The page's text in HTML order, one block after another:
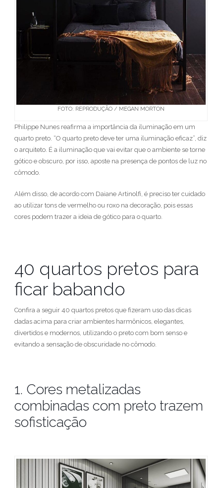
FOTO: REPRODUÇÃO / MEGAN MORTON
Philippe Nunes reafirma a importância da iluminação em um
quarto preto. “O quarto preto deve ter uma iluminação eficaz”, diz
o arquiteto. É a iluminação que vai evitar que o ambiente se torne
gótico e obscuro, por isso, aposte na presença de pontos de luz no
cômodo.
Além disso, de acordo com Daiane Artinolfi, é preciso ter cuidado
ao utilizar tons de vermelho ou roxo na decoração, pois essas
cores podem trazer a ideia de gótico para o quarto.
40 quartos pretos para
ficar babando
Confira a seguir 40 quartos pretos que fizeram uso das dicas
dadas acima para criar ambientes harmônicos, elegantes,
divertidos e modernos, utilizando o preto com bom senso e
evitando a sensação de obscuridade no cômodo.
1. Cores metalizadas
combinadas com preto trazem
sofisticação